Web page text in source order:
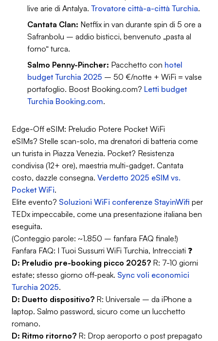
live arie di Antalya. Trovatore città-a-città Turchia.
Cantata Clan: Netflix in van durante spin di 5 ore a
Safranbolu – addio bisticci, benvenuto „pasta al
forno“ turca.
Salmo Penny-Pincher: Pacchetto con hotel
budget Turchia 2025 – 50 €/notte + WiFi = valse
portafoglio. Boost Booking.com? Letti budget
Turchia Booking.com.
Edge-Off eSIM: Preludio Potere Pocket WiFi
eSIMs? Stelle scan-solo, ma drenatori di batteria come
un turista in Piazza Venezia. Pocket? Resistenza
condivisa (12+ ore), maestria multi-gadget. Cantata
costo, dazzle consegna. Verdetto 2025 eSIM vs.
Pocket WiFi.
Elite evento? Soluzioni WiFi conferenze StayinWifi per
TEDx impeccabile, come una presentazione italiana ben
eseguita.
(Conteggio parole: ~1.850 – fanfara FAQ finale!)
Fanfara FAQ: I Tuoi Sussurri WiFi Turchia, Intrecciati ❓
D: Preludio pre-booking picco 2025? R: 7-10 giorni
estate; stesso giorno off-peak. Sync voli economici
Turchia 2025.
D: Duetto dispositivo? R: Universale – da iPhone a
laptop. Salmo password, sicuro come un lucchetto
romano.
D: Ritmo ritorno? R: Drop aeroporto o post prepagato